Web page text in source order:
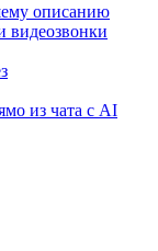
описанию
видеозвонки
из чата с AI